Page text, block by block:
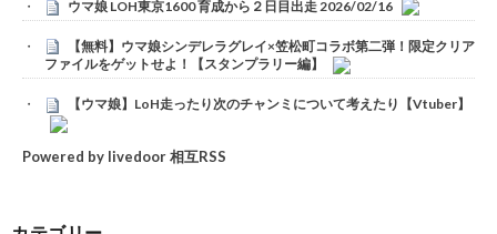
ウマ娘 LOH東京1600 育成から２日目出走 2026/02/16
【無料】ウマ娘シンデレラグレイ×笠松町コラボ第二弾！限定クリア
ファイルをゲットせよ！【スタンプラリー編】
【ウマ娘】LoH走ったり次のチャンミについて考えたり【Vtuber】
Powered by livedoor 相互RSS